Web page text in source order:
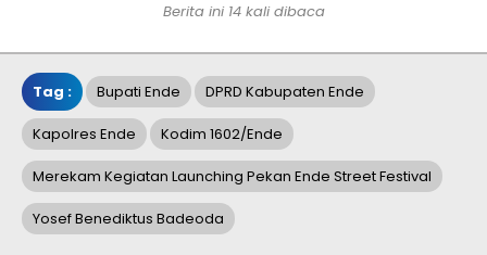
Berita ini 14 kali dibaca
Tag : Bupati Ende DPRD Kabupaten Ende
Kapolres Ende Kodim 1602/Ende
Merekam Kegiatan Launching Pekan Ende Street Festival
Yosef Benediktus Badeoda